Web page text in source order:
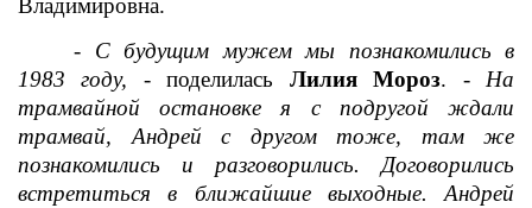
Владимировна.
- С будущим мужем мы познакомились в
1983 году, -поделилась Лилия Мороз. - На
трамвайной остановке я с подругой ждали
трамвай, Андрей с другом тоже, там же
познакомились и разговорились. Договорились
встретиться в ближайшие выходные. Андрей